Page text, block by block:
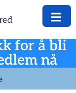
for å bli
nå